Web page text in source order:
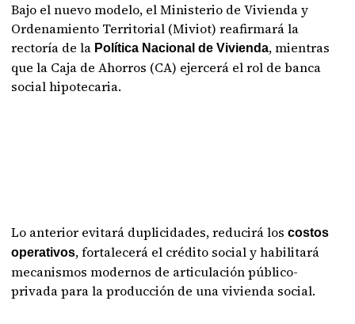
Bajo el nuevo modelo, el Ministerio de Vivienda y
Ordenamiento Territorial (Miviot) reafirmará la
rectoría de la Política Nacional de Vivienda, mientras
que la Caja de Ahorros (CA) ejercerá el rol de banca
social hipotecaria.
Lo anterior evitará duplicidades, reducirá loscostos
operativos, fortalecerá el crédito social y habilitará
mecanismos modernos de articulación público-
privada para la producción de una vivienda social.